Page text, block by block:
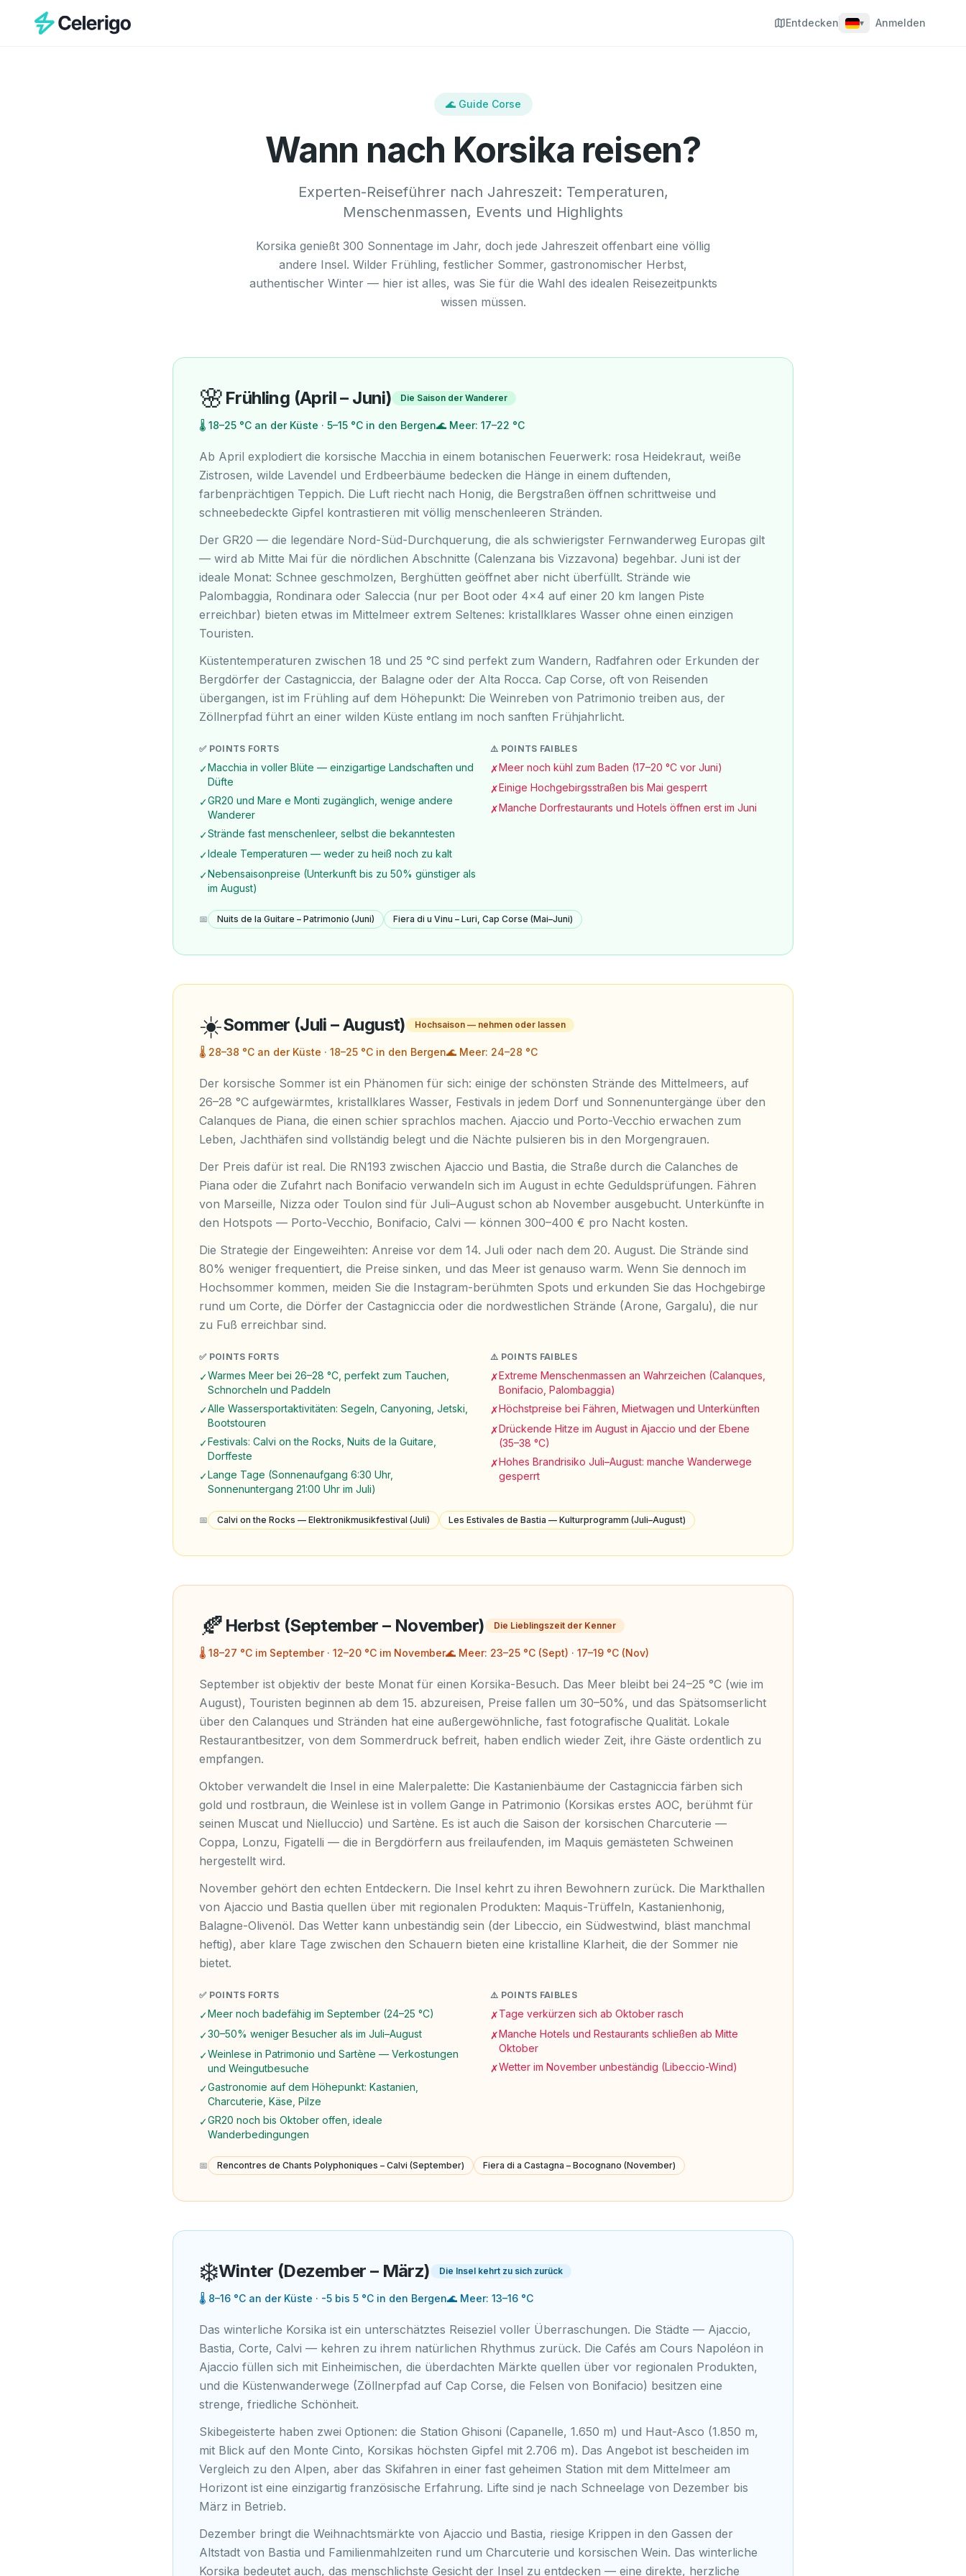
Entdecken ▾ Anmelden
🌊 Guide Corse
Wann nach Korsika reisen?
Experten-Reiseführer nach Jahreszeit: Temperaturen,
Menschenmassen, Events und Highlights
Korsika genießt 300 Sonnentage im Jahr, doch jede Jahreszeit offenbart eine völlig
andere Insel. Wilder Frühling, festlicher Sommer, gastronomischer Herbst,
authentischer Winter — hier ist alles, was Sie für die Wahl des idealen Reisezeitpunkts
wissen müssen.
🌸 Frühling (April – Juni) Die Saison der Wanderer
🌡 18–25 °C an der Küste · 5–15 °C in den Bergen🌊 Meer: 17–22 °C
Ab April explodiert die korsische Macchia in einem botanischen Feuerwerk: rosa Heidekraut, weiße
Zistrosen, wilde Lavendel und Erdbeerbäume bedecken die Hänge in einem duftenden,
farbenprächtigen Teppich. Die Luft riecht nach Honig, die Bergstraßen öffnen schrittweise und
schneebedeckte Gipfel kontrastieren mit völlig menschenleeren Stränden.
Der GR20 — die legendäre Nord-Süd-Durchquerung, die als schwierigster Fernwanderweg Europas gilt
— wird ab Mitte Mai für die nördlichen Abschnitte (Calenzana bis Vizzavona) begehbar. Juni ist der
ideale Monat: Schnee geschmolzen, Berghütten geöffnet aber nicht überfüllt. Strände wie
Palombaggia, Rondinara oder Saleccia (nur per Boot oder 4x4 auf einer 20 km langen Piste
erreichbar) bieten etwas im Mittelmeer extrem Seltenes: kristallklares Wasser ohne einen einzigen
Touristen.
Küstentemperaturen zwischen 18 und 25 °C sind perfekt zum Wandern, Radfahren oder Erkunden der
Bergdörfer der Castagniccia, der Balagne oder der Alta Rocca. Cap Corse, oft von Reisenden
übergangen, ist im Frühling auf dem Höhepunkt: Die Weinreben von Patrimonio treiben aus, der
Zöllnerpfad führt an einer wilden Küste entlang im noch sanften Frühjahrlicht.
✅ POINTS FORTS
✓Macchia in voller Blüte — einzigartige Landschaften und
Düfte
✓GR20 und Mare e Monti zugänglich, wenige andere
Wanderer
✓Strände fast menschenleer, selbst die bekanntesten
✓Ideale Temperaturen — weder zu heiß noch zu kalt
✓Nebensaisonpreise (Unterkunft bis zu 50% günstiger als
im August)
⚠️ POINTS FAIBLES
✗Meer noch kühl zum Baden (17–20 °C vor Juni)
✗Einige Hochgebirgsstraßen bis Mai gesperrt
✗Manche Dorfrestaurants und Hotels öffnen erst im Juni
📅 Nuits de la Guitare – Patrimonio (Juni) Fiera di u Vinu – Luri, Cap Corse (Mai–Juni)
☀️Sommer (Juli – August) Hochsaison — nehmen oder lassen
🌡 28–38 °C an der Küste · 18–25 °C in den Bergen🌊 Meer: 24–28 °C
Der korsische Sommer ist ein Phänomen für sich: einige der schönsten Strände des Mittelmeers, auf
26–28 °C aufgewärmtes, kristallklares Wasser, Festivals in jedem Dorf und Sonnenuntergänge über den
Calanques de Piana, die einen schier sprachlos machen. Ajaccio und Porto-Vecchio erwachen zum
Leben, Jachthäfen sind vollständig belegt und die Nächte pulsieren bis in den Morgengrauen.
Der Preis dafür ist real. Die RN193 zwischen Ajaccio und Bastia, die Straße durch die Calanches de
Piana oder die Zufahrt nach Bonifacio verwandeln sich im August in echte Geduldsprüfungen. Fähren
von Marseille, Nizza oder Toulon sind für Juli–August schon ab November ausgebucht. Unterkünfte in
den Hotspots — Porto-Vecchio, Bonifacio, Calvi — können 300–400 € pro Nacht kosten.
Die Strategie der Eingeweihten: Anreise vor dem 14. Juli oder nach dem 20. August. Die Strände sind
80% weniger frequentiert, die Preise sinken, und das Meer ist genauso warm. Wenn Sie dennoch im
Hochsommer kommen, meiden Sie die Instagram-berühmten Spots und erkunden Sie das Hochgebirge
rund um Corte, die Dörfer der Castagniccia oder die nordwestlichen Strände (Arone, Gargalu), die nur
zu Fuß erreichbar sind.
✅ POINTS FORTS
✓Warmes Meer bei 26–28 °C, perfekt zum Tauchen,
Schnorcheln und Paddeln
✓Alle Wassersportaktivitäten: Segeln, Canyoning, Jetski,
Bootstouren
✓Festivals: Calvi on the Rocks, Nuits de la Guitare,
Dorffeste
✓Lange Tage (Sonnenaufgang 6:30 Uhr,
Sonnenuntergang 21:00 Uhr im Juli)
⚠️ POINTS FAIBLES
✗Extreme Menschenmassen an Wahrzeichen (Calanques,
Bonifacio, Palombaggia)
✗Höchstpreise bei Fähren, Mietwagen und Unterkünften
✗Drückende Hitze im August in Ajaccio und der Ebene
(35–38 °C)
✗Hohes Brandrisiko Juli–August: manche Wanderwege
gesperrt
📅 Calvi on the Rocks — Elektronikmusikfestival (Juli) Les Estivales de Bastia — Kulturprogramm (Juli–August)
🍂 Herbst (September – November) Die Lieblingszeit der Kenner
🌡 18–27 °C im September · 12–20 °C im November🌊 Meer: 23–25 °C (Sept) · 17–19 °C (Nov)
September ist objektiv der beste Monat für einen Korsika-Besuch. Das Meer bleibt bei 24–25 °C (wie im
August), Touristen beginnen ab dem 15. abzureisen, Preise fallen um 30–50%, und das Spätsomserlicht
über den Calanques und Stränden hat eine außergewöhnliche, fast fotografische Qualität. Lokale
Restaurantbesitzer, von dem Sommerdruck befreit, haben endlich wieder Zeit, ihre Gäste ordentlich zu
empfangen.
Oktober verwandelt die Insel in eine Malerpalette: Die Kastanienbäume der Castagniccia färben sich
gold und rostbraun, die Weinlese ist in vollem Gange in Patrimonio (Korsikas erstes AOC, berühmt für
seinen Muscat und Nielluccio) und Sartène. Es ist auch die Saison der korsischen Charcuterie —
Coppa, Lonzu, Figatelli — die in Bergdörfern aus freilaufenden, im Maquis gemästeten Schweinen
hergestellt wird.
November gehört den echten Entdeckern. Die Insel kehrt zu ihren Bewohnern zurück. Die Markthallen
von Ajaccio und Bastia quellen über mit regionalen Produkten: Maquis-Trüffeln, Kastanienhonig,
Balagne-Olivenöl. Das Wetter kann unbeständig sein (der Libeccio, ein Südwestwind, bläst manchmal
heftig), aber klare Tage zwischen den Schauern bieten eine kristalline Klarheit, die der Sommer nie
bietet.
✅ POINTS FORTS
✓Meer noch badefähig im September (24–25 °C)
✓30–50% weniger Besucher als im Juli–August
✓Weinlese in Patrimonio und Sartène — Verkostungen
und Weingutbesuche
✓Gastronomie auf dem Höhepunkt: Kastanien,
Charcuterie, Käse, Pilze
✓GR20 noch bis Oktober offen, ideale
Wanderbedingungen
⚠️ POINTS FAIBLES
✗Tage verkürzen sich ab Oktober rasch
✗Manche Hotels und Restaurants schließen ab Mitte
Oktober
✗Wetter im November unbeständig (Libeccio-Wind)
📅 Rencontres de Chants Polyphoniques – Calvi (September) Fiera di a Castagna – Bocognano (November)
❄️Winter (Dezember – März) Die Insel kehrt zu sich zurück
🌡 8–16 °C an der Küste · -5 bis 5 °C in den Bergen🌊 Meer: 13–16 °C
Das winterliche Korsika ist ein unterschätztes Reiseziel voller Überraschungen. Die Städte — Ajaccio,
Bastia, Corte, Calvi — kehren zu ihrem natürlichen Rhythmus zurück. Die Cafés am Cours Napoléon in
Ajaccio füllen sich mit Einheimischen, die überdachten Märkte quellen über vor regionalen Produkten,
und die Küstenwanderwege (Zöllnerpfad auf Cap Corse, die Felsen von Bonifacio) besitzen eine
strenge, friedliche Schönheit.
Skibegeisterte haben zwei Optionen: die Station Ghisoni (Capanelle, 1.650 m) und Haut-Asco (1.850 m,
mit Blick auf den Monte Cinto, Korsikas höchsten Gipfel mit 2.706 m). Das Angebot ist bescheiden im
Vergleich zu den Alpen, aber das Skifahren in einer fast geheimen Station mit dem Mittelmeer am
Horizont ist eine einzigartig französische Erfahrung. Lifte sind je nach Schneelage von Dezember bis
März in Betrieb.
Dezember bringt die Weihnachtsmärkte von Ajaccio und Bastia, riesige Krippen in den Gassen der
Altstadt von Bastia und Familienmahlzeiten rund um Charcuterie und korsischen Wein. Das winterliche
Korsika bedeutet auch, das menschlichste Gesicht der Insel zu entdecken — eine direkte, herzliche